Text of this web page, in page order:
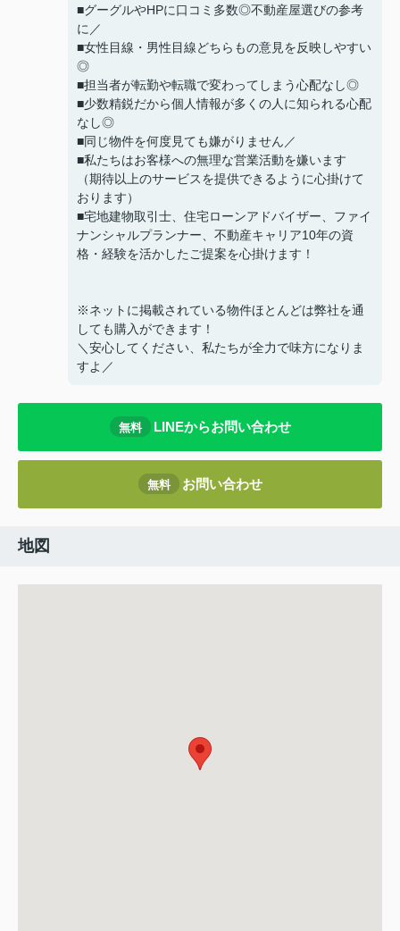
■グーグルやHPに口コミ多数◎不動産屋選びの参考
に／
■女性目線・男性目線どちらもの意見を反映しやすい
◎
■担当者が転勤や転職で変わってしまう心配なし◎
■少数精鋭だから個人情報が多くの人に知られる心配
なし◎
■同じ物件を何度見ても嫌がりません／
■私たちはお客様への無理な営業活動を嫌います
（期待以上のサービスを提供できるように心掛けて
おります）
■宅地建物取引士、住宅ローンアドバイザー、ファイ
ナンシャルプランナー、不動産キャリア10年の資
格・経験を活かしたご提案を心掛けます！
※ネットに掲載されている物件ほとんどは弊社を通
しても購入ができます！
＼安心してください、私たちが全力で味方になりま
すよ／
無料 LINEからお問い合わせ
無料 お問い合わせ
地図